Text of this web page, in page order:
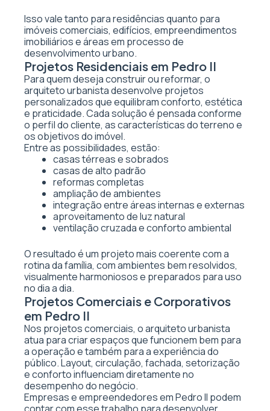
Isso vale tanto para residências quanto para
imóveis comerciais, edifícios, empreendimentos
imobiliários e áreas em processo de
desenvolvimento urbano.
Projetos Residenciais em Pedro II
Para quem deseja construir ou reformar, o
arquiteto urbanista desenvolve projetos
personalizados que equilibram conforto, estética
e praticidade. Cada solução é pensada conforme
o perfil do cliente, as características do terreno e
os objetivos do imóvel.
Entre as possibilidades, estão:
casas térreas e sobrados
casas de alto padrão
reformas completas
ampliação de ambientes
integração entre áreas internas e externas
aproveitamento de luz natural
ventilação cruzada e conforto ambiental
O resultado é um projeto mais coerente com a
rotina da família, com ambientes bem resolvidos,
visualmente harmoniosos e preparados para uso
no dia a dia.
Projetos Comerciais e Corporativos
em Pedro II
Nos projetos comerciais, o arquiteto urbanista
atua para criar espaços que funcionem bem para
a operação e também para a experiência do
público. Layout, circulação, fachada, setorização
e conforto influenciam diretamente no
desempenho do negócio.
Empresas e empreendedores em Pedro II podem